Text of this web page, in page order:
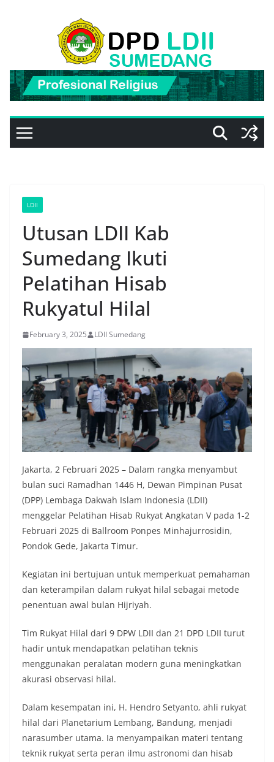
LDII
Utusan LDII Kab
Sumedang Ikuti
Pelatihan Hisab
Rukyatul Hilal
February 3, 2025 LDII Sumedang
Jakarta, 2 Februari 2025 – Dalam rangka menyambut
bulan suci Ramadhan 1446 H, Dewan Pimpinan Pusat
(DPP) Lembaga Dakwah Islam Indonesia (LDII)
menggelar Pelatihan Hisab Rukyat Angkatan V pada 1-2
Februari 2025 di Ballroom Ponpes Minhajurrosidin,
Pondok Gede, Jakarta Timur.
Kegiatan ini bertujuan untuk memperkuat pemahaman
dan keterampilan dalam rukyat hilal sebagai metode
penentuan awal bulan Hijriyah.
Tim Rukyat Hilal dari 9 DPW LDII dan 21 DPD LDII turut
hadir untuk mendapatkan pelatihan teknis
menggunakan peralatan modern guna meningkatkan
akurasi observasi hilal.
Dalam kesempatan ini, H. Hendro Setyanto, ahli rukyat
hilal dari Planetarium Lembang, Bandung, menjadi
narasumber utama. Ia menyampaikan materi tentang
teknik rukyat serta peran ilmu astronomi dan hisab